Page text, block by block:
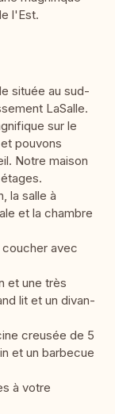
l'Est.
située au sud-
LaSalle.
sur le
pouvons
Notre maison
la salle à
et la chambre
avec
et une très
lit et un divan-
creusée de 5
et un barbecue
à votre